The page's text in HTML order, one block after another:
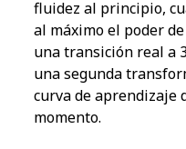
fluidez al principio,
al máximo el poder
una transición real a
una segunda
curva de aprendizaje
momento.